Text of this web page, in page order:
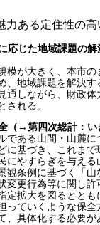
力ある定住性の
応じた地域課題の
模が大きく、本市
、地域課題を解決す
通しながら、財政
される。
（→第四次総計：い
である山間・山麓
に基づき、これま
にやすらぎを与え
観条例に基づく「
変更行為等に関し許
定拡大を図るとと
っていくような保
、具体化する必要が